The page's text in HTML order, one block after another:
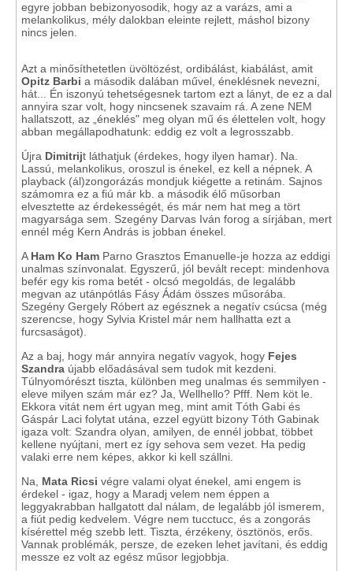
egyre jobban bebizonyosodik, hogy az a varázs, ami a
melankolikus, mély dalokban eleinte rejlett, máshol bizony
nincs jelen.
Azt a minősíthetetlen üvöltözést, ordibálást, kiabálást, amit
Opitz Barbi a második dalában művel, éneklésnek nevezni,
hát... Én iszonyú tehetségesnek tartom ezt a lányt, de ez a dal
annyira szar volt, hogy nincsenek szavaim rá. A zene NEM
hallatszott, az „éneklés" meg olyan mű és élettelen volt, hogy
abban megállapodhatunk: eddig ez volt a legrosszabb.
Újra Dimitrijt láthatjuk (érdekes, hogy ilyen hamar). Na.
Lassú, melankolikus, oroszul is énekel, ez kell a népnek. A
playback (ál)zongorázás mondjuk kiégette a retinám. Sajnos
számomra ez a fiú már kb. a második élő műsorban
elvesztette az érdekességét, és már nem hat meg a tört
magyarsága sem. Szegény Darvas Iván forog a sírjában, mert
ennél még Kern András is jobban énekel.
A Ham Ko Ham Parno Grasztos Emanuelle-je hozza az eddigi
unalmas színvonalat. Egyszerű, jól bevált recept: mindenhova
befér egy kis roma betét - olcsó megoldás, de legalább
megvan az utánpótlás Fásy Ádám összes műsorába.
Szegény Gergely Róbert az egésznek a negatív csúcsa (még
szerencse, hogy Sylvia Kristel már nem hallhatta ezt a
furcsaságot).
Az a baj, hogy már annyira negatív vagyok, hogy Fejes
Szandra újabb előadásával sem tudok mit kezdeni.
Túlnyomórészt tiszta, különben meg unalmas és semmilyen -
eleve milyen szám már ez? Ja, Wellhello? Pfff. Nem köt le.
Ekkora vitát nem ért ugyan meg, mint amit Tóth Gabi és
Gáspár Laci folytat utána, ezzel együtt bizony Tóth Gabinak
igaza volt: Szandra olyan, amilyen, de ennél jobbat, többet
kellene nyújtani, mert ez így sehova sem vezet. Ha pedig
valaki erre nem képes, akkor ki kell szállni.
Na, Mata Ricsi végre valami olyat énekel, ami engem is
érdekel - igaz, hogy a Maradj velem nem éppen a
leggyakrabban hallgatott dal nálam, de legalább jól ismerem,
a fiút pedig kedvelem. Végre nem tucctucc, és a zongorás
kísérettel még szebb lett. Tiszta, érzékeny, ösztönös, erős.
Vannak problémák, persze, de ezeken lehet javítani, és eddig
messze ez volt az egész műsor legjobbja.